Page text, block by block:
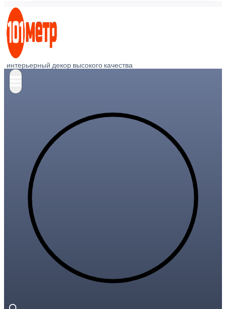
интерьерный декор высокого качества